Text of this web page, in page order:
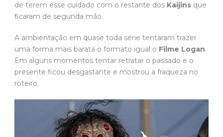
de terem esse cuidado com o restante dos Kaijins que
ficaram de segunda mão.
A ambientação em quase toda série tentaram trazer
uma forma mais barata o formato igual o Filme Logan.
Em alguns momentos tentar retratar o passado e o
presente ficou desgastante e mostrou a fraqueza no
roteiro.